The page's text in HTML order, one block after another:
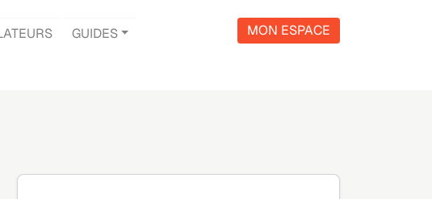
GUIDES MON ESPACE